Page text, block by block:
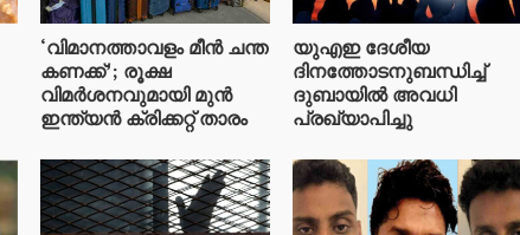
‘വിമാനത്താവളം മീന്‍ ചന്ത
കണക്ക്’; രൂക്ഷ
വിമര്‍ശനവുമായി മുന്‍
ഇന്ത്യന്‍ ക്രിക്കറ്റ് താരം
യുഎഇ ദേശീയ
ദിനത്തോടനുബന്ധിച്ച്
ദുബായിൽ അവധി
പ്രഖ്യാപിച്ചു